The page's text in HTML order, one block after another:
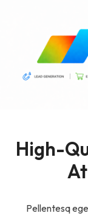
High-
Pellentesq